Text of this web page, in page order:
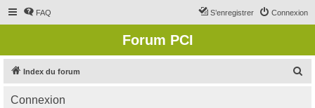
FAQ Connexion
S’enregistrer
Forum PCI
Index du forum
Connexion